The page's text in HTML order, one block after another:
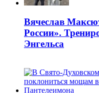
Вячеслав
России».
Энгельса